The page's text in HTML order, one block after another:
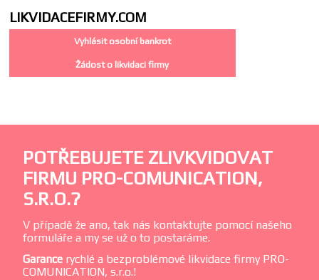
LIKVIDACEFIRMY.COM
Vyhlásit osobní bankrot
Žádost o likvidaci firmy
POTŘEBUJETE ZLIVKVIDOVAT
FIRMU PRO-COMUNICATION,
S.R.O.?
V případě že ano, tak nás kontaktujte pomocí našeho
formuláře a my se už o to postaráme.
Garance rychlé a bezproblémové likvidace firmy PRO-
COMUNICATION, s.r.o.!